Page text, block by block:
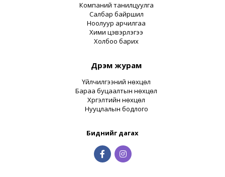
Компаний танилцуулга
Салбар байршил
Ноолуур арчилгаа
Хими цэвэрлэгээ
Холбоо барих
Дүрэм журам
Үйлчилгээний нөхцөл
Бараа буцаалтын нөхцөл
Хүргэлтийн нөхцөл
Нууцлалын бодлого
Биднийг дагах